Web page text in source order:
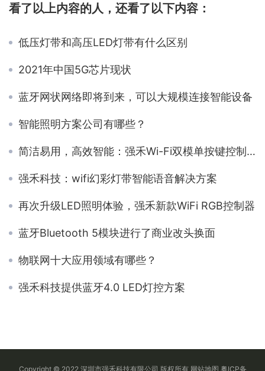
看了以上内容的人，还看了以下内容：
低压灯带和高压LED灯带有什么区别
2021年中国5G芯片现状
蓝牙网状网络即将到来，可以大规模连接智能设备
智能照明方案公司有哪些？
简洁易用，高效智能：强禾Wi-Fi双模单按键控制器
强禾科技：wifi幻彩灯带智能语音解决方案
再次升级LED照明体验，强禾新款WiFi RGB控制器
蓝牙Bluetooth 5模块进行了商业改头换面
物联网十大应用领域有哪些？
强禾科技提供蓝牙4.0 LED灯控方案
Copyright © 2022 深圳市强禾科技有限公司 版权所有 网站地图 粤ICP备